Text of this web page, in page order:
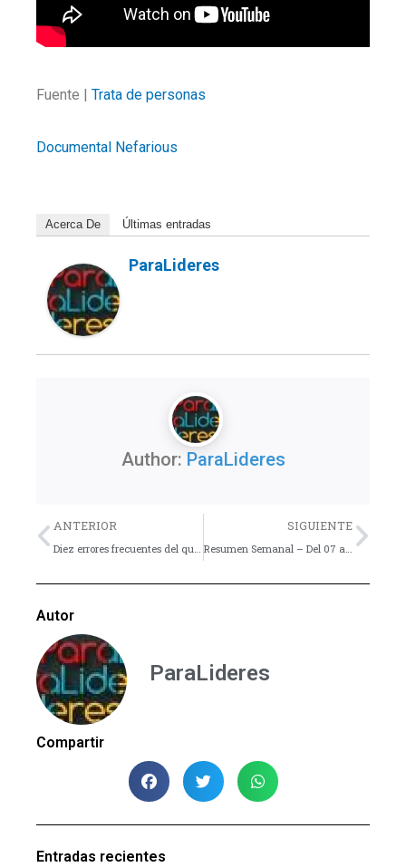
Fuente | Trata de personas
Documental Nefarious
Acerca De Últimas entradas
ParaLideres
Author: ParaLideres
Previo
ANTERIOR
Diez errores frecuentes del que enseña – Consejo
SIGUIENTE
Resumen Semanal – Del 07 al 13 de Octubre
Autor
ParaLideres
Compartir
Entradas recientes